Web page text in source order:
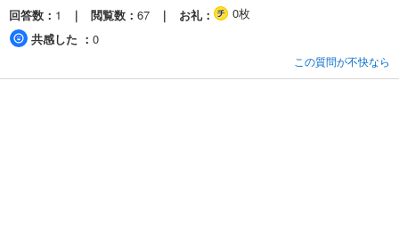
回答数
1 閲覧数 67 お礼
0枚
共感した
0
この質問が不快なら